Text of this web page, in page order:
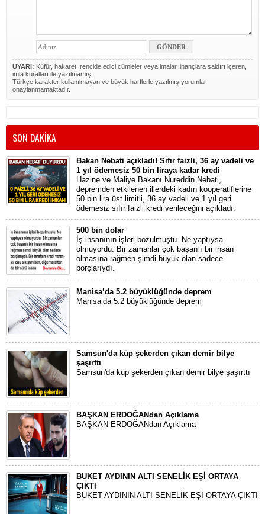
UYARI: Küfür, hakaret, rencide edici cümleler veya imalar, inançlara saldırı içeren,
imla kuralları ile yazılmamış,
Türkçe karakter kullanılmayan ve büyük harflerle yazılmış yorumlar
onaylanmamaktadır.
SON DAKİKA
Bakan Nebati açıkladı! Sıfır faizli, 36 ay vadeli ve
1 yıl ödemesiz 50 bin liraya kadar kredi
Hazine ve Maliye Bakanı Nureddin Nebati,
depremden etkilenen illerdeki kadın kooperatiflerine
50 bin lira üst limitli, 36 ay vadeli ve 1 yıl geri
ödemesiz sıfır faizli kredi verileceğini açıkladı.
500 bin dolar
İş insanının işleri bozulmuştu. Ne yaptıysa
olmuyordu. Bir zamanlar çok başarılı bir insan
olmasına rağmen şimdi büyük olan sadece
borçlarıydı.
Manisa’da 5.2 büyüklüğünde deprem
Manisa’da 5.2 büyüklüğünde deprem
Samsun'da küp şekerden çıkan demir bilye
şaşırttı
Samsun'da küp şekerden çıkan demir bilye şaşırttı
BAŞKAN ERDOĞANdan Açıklama
BAŞKAN ERDOĞANdan Açıklama
BUKET AYDININ ALTI SENELİK EŞİ ORTAYA
ÇIKTI
BUKET AYDININ ALTI SENELİK EŞİ ORTAYA ÇIKTI